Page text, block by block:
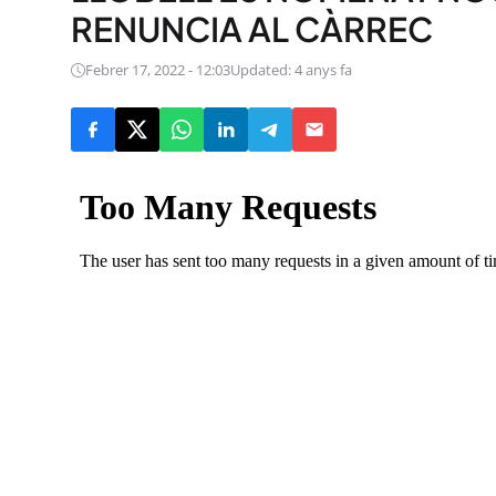
RENUNCIA AL CÀRREC
Febrer 17, 2022 - 12:03Updated: 4 anys fa